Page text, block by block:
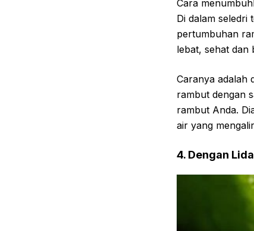
Cara
Di dalam seledri
pertumbuhan
lebat, sehat dan
Caranya adalah
rambut dengan
rambut Anda.
air yang
4. Dengan